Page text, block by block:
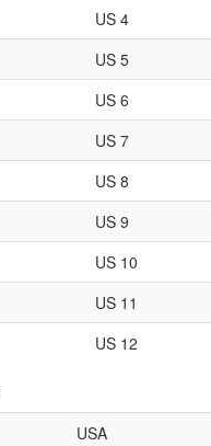
US 4
US 5
US 6
US 7
US 8
US 9
US 10
US 11
US 12
USA